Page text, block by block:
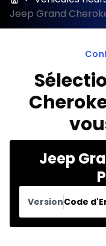
Jeep
VersionCode